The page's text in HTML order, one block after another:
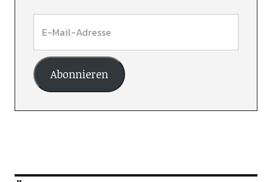
Abonnieren